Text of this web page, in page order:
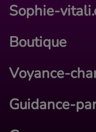
Sophie-
Boutique
Voyance-
Guidance-